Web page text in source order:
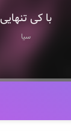
با کی تنهایی
سیا